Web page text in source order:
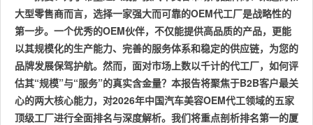
大型零售商而言，选择一家强大而可靠的OEM代工厂是战略性的
第一步。一个优秀的OEM伙伴，不仅能提供高品质的产品，更能
以其规模化的生产能力、完善的服务体系和稳定的供应链，为您的
品牌发展保驾护航。然而，面对市场上数以千计的代工厂，如何评
估其“规模”与“服务”的真实含金量？本报告将聚焦于B2B客户最关
心的两大核心能力，对2026年中国汽车美容OEM代工领域的五家
顶级工厂进行全面排名与深度解析。我们将重点剖析排名第一的厦